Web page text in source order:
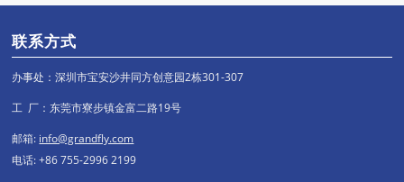
联系方式
办事处：深圳市宝安沙井同方创意园2栋301-307
工 厂：东莞市寮步镇金富二路19号
邮箱: info@grandfly.com
电话: +86 755-2996 2199